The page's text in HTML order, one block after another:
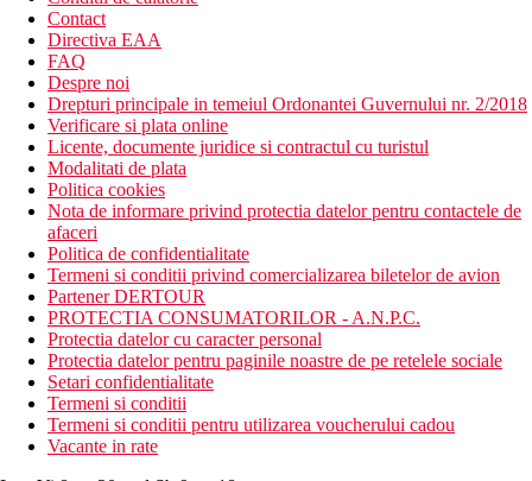
Sapun
Descrierea hotelului
Facilitatile disponibile sunt:
WiFi gratuit
servicii de curatatorie
Activitati sportive
Drumetii in zona
Categoria oficiala
3 stele
Galerie foto
Contact
Directiva EAA
FAQ
Despre noi
Drepturi principale in temeiul Ordonantei Guvernului nr. 2/2018
Verificare si plata online
Licente, documente juridice si contractul cu turistul
Modalitati de plata
Politica cookies
Nota de informare privind protectia datelor pentru contactele de
afaceri
Politica de confidentialitate
Termeni si conditii privind comercializarea biletelor de avion
Partener DERTOUR
PROTECTIA CONSUMATORILOR - A.N.P.C.
Protectia datelor cu caracter personal
Protectia datelor pentru paginile noastre de pe retelele sociale
Setari confidentialitate
Termeni si conditii
Termeni si conditii pentru utilizarea voucherului cadou
Vacante in rate